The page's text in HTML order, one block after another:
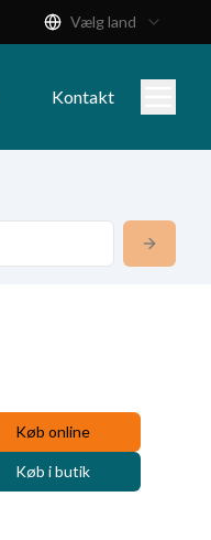
Vælg land
Kontakt
Køb online
Køb i butik